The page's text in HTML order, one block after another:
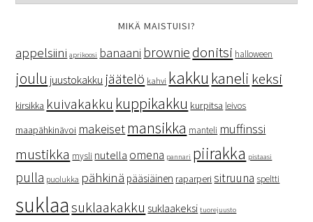
MIKÄ MAISTUISI?
appelsiini aprikoosi banaani brownie donitsi halloween
joulu juustokakku jäätelö kahvi kakku kaneli keksi
kirsikka kuivakakku kuppikakku kurpitsa leivos
maapähkinävoi makeiset mansikka manteli muffinssi
mustikka mysli nutella omena pannari piirakka pistaasi
pulla puolukka pähkinä pääsiäinen raparperi sitruuna speltti
suklaa suklaakakku suklaakeksi tuorejuusto